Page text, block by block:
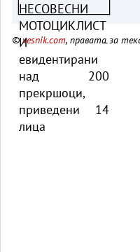
©vesnik.com, правата за